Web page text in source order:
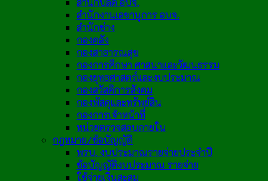
สำนักงานเลขานุการ อบจ.
สำนักช่าง
กองคลัง
กองสาธารณสุข
กองการศึกษา ศาสนาและวัฒนธรรม
กองยุทธศาสตร์และงบประมาณ
กองสวัสดิการสังคม
กองพัสดุและทรัพย์สิน
กองการเจ้าหน้าที่
หน่วยตรวจสอบภายใน
กฎหมาย/ข้อบัญญัติ
พรบ. งบประมาณรายจ่ายประจำปี
ข้อบัญญัติงบประมาณ รายจ่าย
ใช้จ่ายเงินสะสม